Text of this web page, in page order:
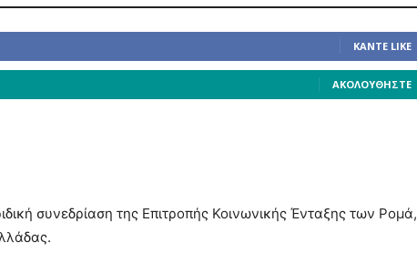
ΚΆΝΤΕ LIKE
ΑΚΟΛΟΥΘΉΣΤΕ
συνεδρίαση της Επιτροπής Κοινωνικής Ένταξης των Ρομά,